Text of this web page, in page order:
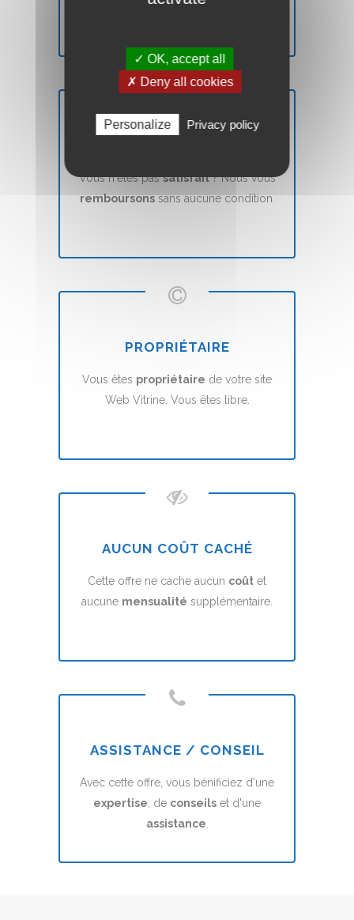
Vous n'êtes passatisfait? Nous vous
remboursonssans aucune condition.
PROPRIÉTAIRE
Vous êtes propriétaire de votre site
Web Vitrine. Vous êtes libre.
AUCUN COÛT CACHÉ
Cette offre ne cache aucun coût et
aucune mensualité supplémentaire.
ASSISTANCE / CONSEIL
Avec cette offre, vous bénificiez d'une
expertise, de conseils et d'une
assistance.
✓ OK, accept all
✗ Deny all cookies
Personalize Privacy policy